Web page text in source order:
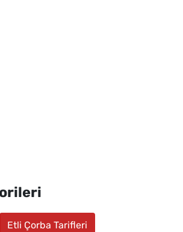
Etli Çorba Tarifleri